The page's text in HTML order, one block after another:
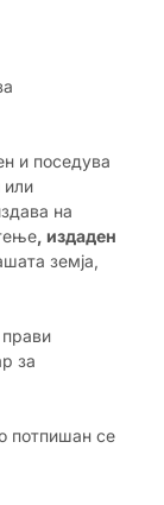
и поседува
или
на
, издаден
земја,
за
потпишан се